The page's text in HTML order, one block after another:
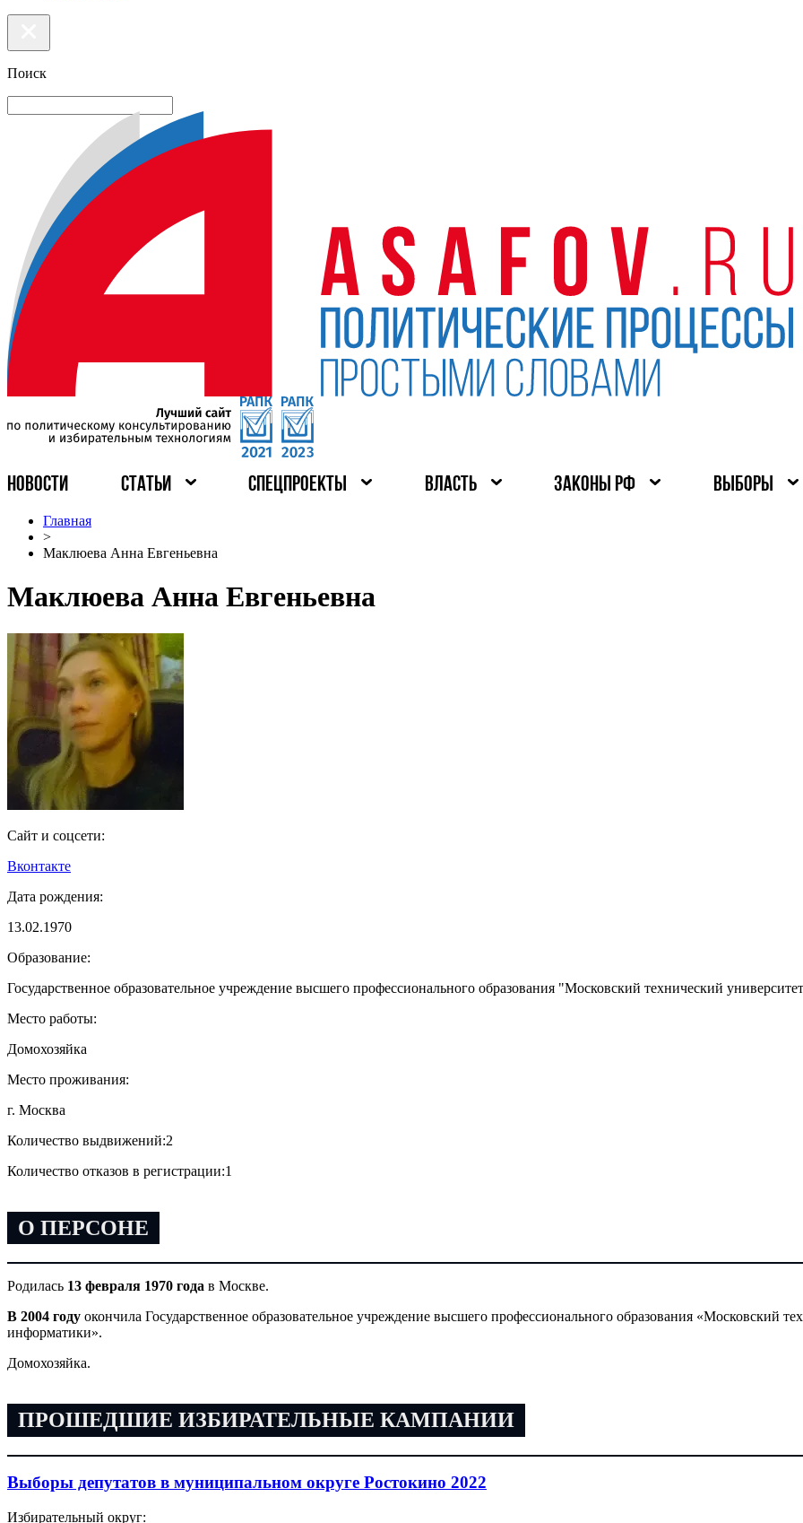
Поиск
НОВОСТИ СТАТЬИ СПЕЦПРОЕКТЫ ВЛАСТЬ ЗАКОНЫ РФ ВЫБОРЫ
Главная
>
Маклюева Анна Евгеньевна
Маклюева Анна Евгеньевна
Сайт и соцсети:
Вконтакте
Дата рождения:
13.02.1970
Образование:
Государственное образовательное учреждение высшего профессионального образования "Московский технический
Место работы:
Домохозяйка
Место проживания:
г. Москва
Количество выдвижений:2
Количество отказов в регистрации:1
О ПЕРСОНЕ
Родилась 13 февраля 1970 года в Москве.
В 2004 году окончила Государственное образовательное учреждение высшего профессионального образования «Московский
информатики».
Домохозяйка.
ПРОШЕДШИЕ ИЗБИРАТЕЛЬНЫЕ КАМПАНИИ
Выборы депутатов в муниципальном округе Ростокино 2022
Избирательный округ: